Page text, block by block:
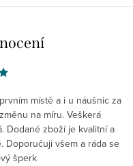
místě a i u náušnic za
na míru. Veškerá
Dodané zboží je kvalitní a
Doporučuji všem a ráda se
šperk